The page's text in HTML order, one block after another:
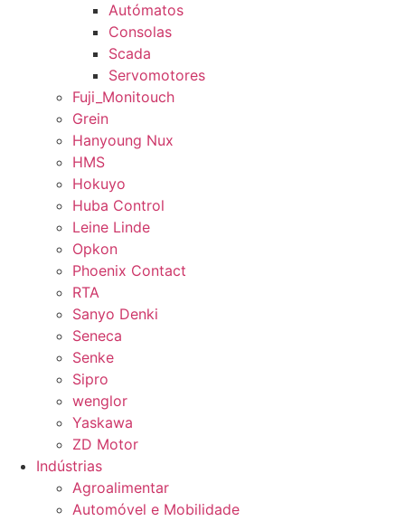
Autómatos
Consolas
Scada
Servomotores
Fuji_Monitouch
Grein
Hanyoung Nux
HMS
Hokuyo
Huba Control
Leine Linde
Opkon
Phoenix Contact
RTA
Sanyo Denki
Seneca
Senke
Sipro
wenglor
Yaskawa
ZD Motor
Indústrias
Agroalimentar
Automóvel e Mobilidade